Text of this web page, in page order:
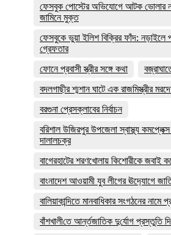
ফেসবুক পোস্টের অভিযোগে আটক ভোলার
জামিনে মুক্ত
ফেসবুকে ভুয়া ইলিশ বিক্রির ফাঁদ:
গ্রেফতার
ফোনে প্রবাসী স্ত্রীর সঙ্গে কথা
বদলগাছীর শ্মশান ঘাটে এক রাজমিস্ত্রীর
বরগুনা প্রেসক্লাবের নির্বাচন
বরিশাল উজিরপুর উপজেলা স্বাস্থ্য
দালালচক্র
বাগেরহাটের শরণখোলায় কিশোরীকে জবাই
বাংনাদেশ আওয়ামী যুব লীগের ঊদ‍্যোগে
বালিয়াকান্দিতে মানবাধিকার সংগঠনের নামে
বাঁশখালী‌তে আর্ন্তজা‌তিক দু‌র্যোগ প্রস্তু‌তি